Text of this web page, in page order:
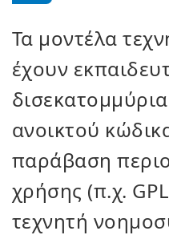
Τα μοντέλα
έχουν
ανοικτού
παράβαση
χρήσης (π.χ.
τεχνητή